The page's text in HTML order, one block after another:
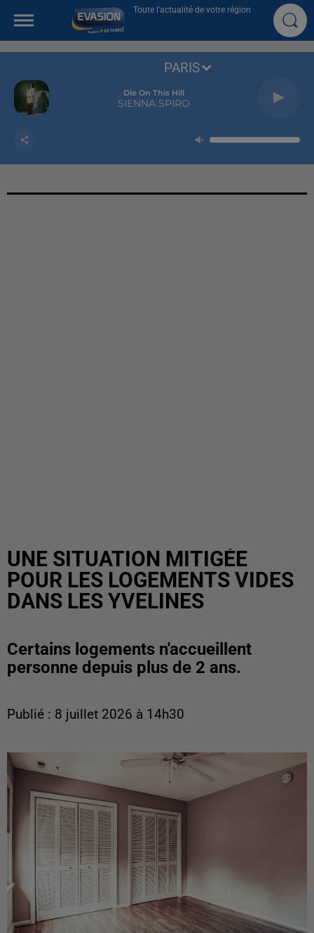
Toute l'actualité de votre région
Die On This Hill
SIENNA SPIRO
PARIS
UNE SITUATION MITIGÉE
POUR LES LOGEMENTS VIDES
DANS LES YVELINES
Certains logements n'accueillent
personne depuis plus de 2 ans.
Publié : 8 juillet 2026 à 14h30